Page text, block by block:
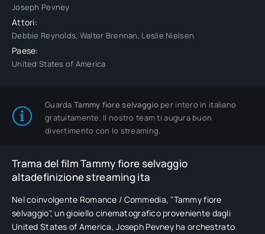
Joseph Pevney
Attori:
Debbie Reynolds, Walter Brennan, Leslie Nielsen
Paese:
United States of America
Guarda Tammy fiore selvaggioper intero in italiano
gratuitamente. Il nostro team ti augura buon
divertimento con lo streaming.
Trama del film Tammy fiore selvaggio
altadefinizione streaming ita
Nel coinvolgente Romance / Commedia, "Tammy fiore
selvaggio", un gioiello cinematografico proveniente dagli
United States of America, Joseph Pevney ha orchestrato